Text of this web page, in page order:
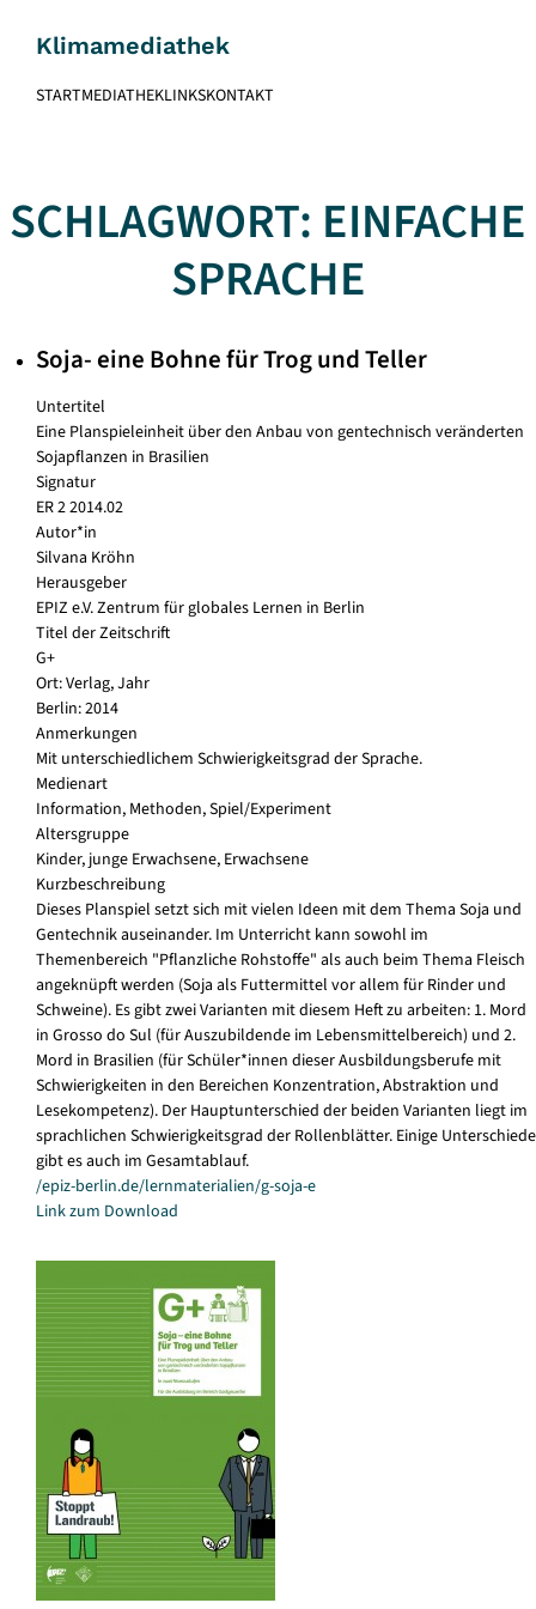
content
Klimamediathek
STARTMEDIATHEKLINKSKONTAKT
SCHLAGWORT: EINFACHE
SPRACHE
Soja- eine Bohne für Trog und Teller
Untertitel
Eine Planspieleinheit über den Anbau von gentechnisch veränderten
Sojapflanzen in Brasilien
Signatur
ER 2 2014.02
Autor*in
Silvana Kröhn
Herausgeber
EPIZ e.V. Zentrum für globales Lernen in Berlin
Titel der Zeitschrift
G+
Ort: Verlag, Jahr
Berlin: 2014
Anmerkungen
Mit unterschiedlichem Schwierigkeitsgrad der Sprache.
Medienart
Information, Methoden, Spiel/Experiment
Altersgruppe
Kinder, junge Erwachsene, Erwachsene
Kurzbeschreibung
Dieses Planspiel setzt sich mit vielen Ideen mit dem Thema Soja und
Gentechnik auseinander. Im Unterricht kann sowohl im
Themenbereich "Pflanzliche Rohstoffe" als auch beim Thema Fleisch
angeknüpft werden (Soja als Futtermittel vor allem für Rinder und
Schweine). Es gibt zwei Varianten mit diesem Heft zu arbeiten: 1. Mord
in Grosso do Sul (für Auszubildende im Lebensmittelbereich) und 2.
Mord in Brasilien (für Schüler*innen dieser Ausbildungsberufe mit
Schwierigkeiten in den Bereichen Konzentration, Abstraktion und
Lesekompetenz). Der Hauptunterschied der beiden Varianten liegt im
sprachlichen Schwierigkeitsgrad der Rollenblätter. Einige Unterschiede
gibt es auch im Gesamtablauf.
/epiz-berlin.de/lernmaterialien/g-soja-e
Link zum Download